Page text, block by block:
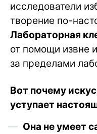
исследователи
творение по-
Лабораторная
от помощи извне
за пределами
Вот почему
уступает
Она не умеет